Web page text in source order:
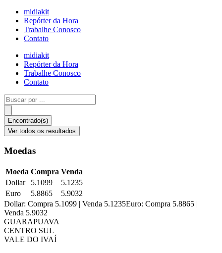
midiakit
Repórter da Hora
Trabalhe Conosco
Contato
midiakit
Repórter da Hora
Trabalhe Conosco
Contato
Pesquisar
...
Encontrado(s)
Ver todos os resultados
Moedas
Moeda Compra Venda
Dollar
5.1099
5.1235
Euro
5.8865
5.9032
Dollar: Compra 5.1099 | Venda 5.1235Euro: Compra 5.8865 |
Venda 5.9032
GUARAPUAVA
CENTRO SUL
VALE DO IVAÍ